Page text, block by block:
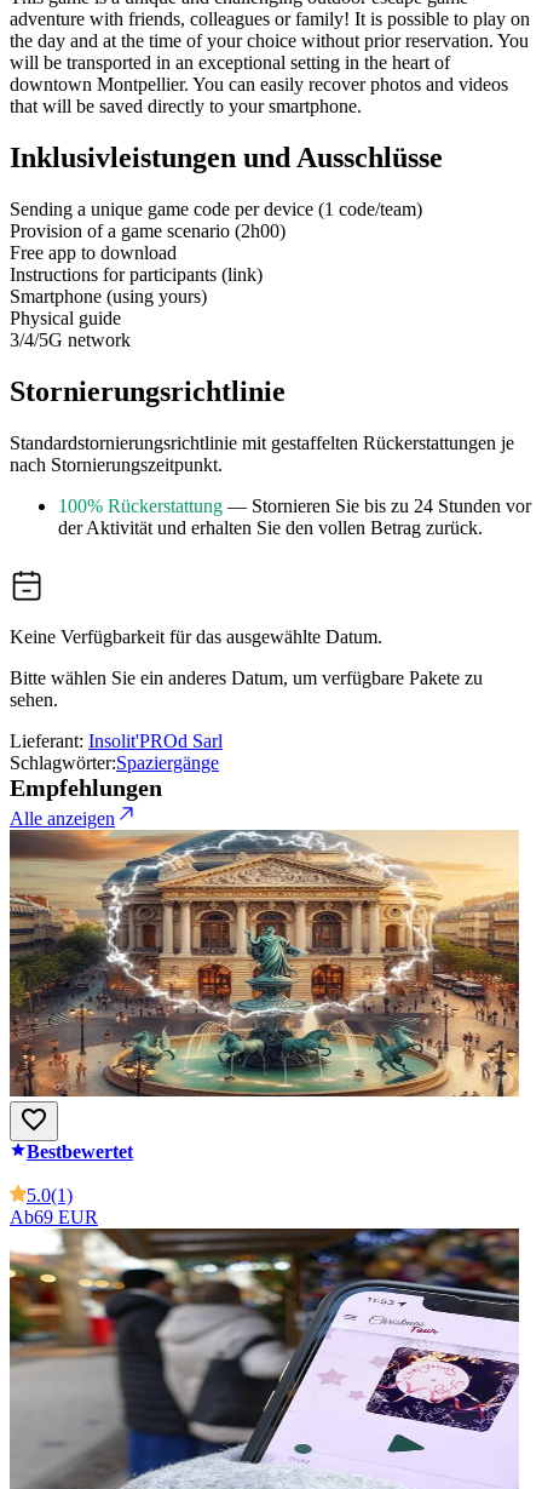
adventure with friends, colleagues or family! It is possible to play on
the day and at the time of your choice without prior reservation. You
will be transported in an exceptional setting in the heart of
downtown Montpellier. You can easily recover photos and videos
that will be saved directly to your smartphone.
Inklusivleistungen und Ausschlüsse
Sending a unique game code per device (1 code/team)
Provision of a game scenario (2h00)
Free app to download
Instructions for participants (link)
Smartphone (using yours)
Physical guide
3/4/5G network
Stornierungsrichtlinie
Standardstornierungsrichtlinie mit gestaffelten Rückerstattungen je
nach Stornierungszeitpunkt.
100% Rückerstattung — Stornieren Sie bis zu 24 Stunden vor
der Aktivität und erhalten Sie den vollen Betrag zurück.
Keine Verfügbarkeit für das ausgewählte Datum.
Bitte wählen Sie ein anderes Datum, um verfügbare Pakete zu
sehen.
Lieferant: Insolit'PROd Sarl
Schlagwörter:Spaziergänge
Empfehlungen
Alle anzeigen
Bestbewertet
5.0(1)
Ab69 EUR